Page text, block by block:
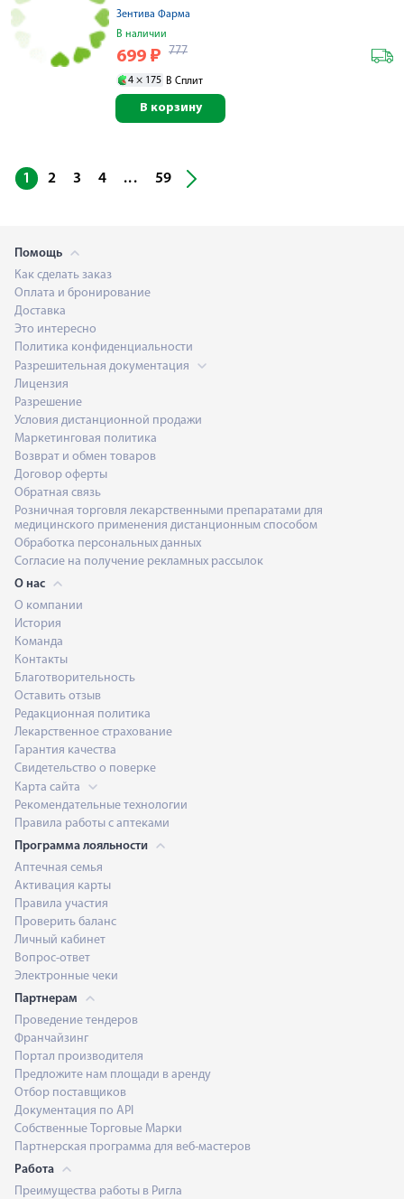
Зентива Фарма
В наличии
699 ₽ 777
4 × 175 В Сплит
В корзину
1 2 3 4 ... 59
Помощь
Как сделать заказ
Оплата и бронирование
Доставка
Это интересно
Политика конфиденциальности
Разрешительная документация
Лицензия
Разрешение
Условия дистанционной продажи
Маркетинговая политика
Возврат и обмен товаров
Договор оферты
Обратная связь
Розничная торговля лекарственными препаратами для
медицинского применения дистанционным способом
Обработка персональных данных
Согласие на получение рекламных рассылок
О нас
О компании
История
Команда
Контакты
Благотворительность
Оставить отзыв
Редакционная политика
Лекарственное страхование
Гарантия качества
Свидетельство о поверке
Карта сайта
Рекомендательные технологии
Правила работы с аптеками
Программа лояльности
Аптечная семья
Активация карты
Правила участия
Проверить баланс
Личный кабинет
Вопрос-ответ
Электронные чеки
Партнерам
Проведение тендеров
Франчайзинг
Портал производителя
Предложите нам площади в аренду
Отбор поставщиков
Документация по API
Собственные Торговые Марки
Партнерская программа для веб-мастеров
Работа
Преимущества работы в Ригла